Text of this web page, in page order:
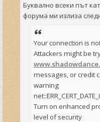
Буквално всеки път
форума ми излиза
Your connection is
Attackers might be
messages, or credit
warning
Turn on enhanced
level of security